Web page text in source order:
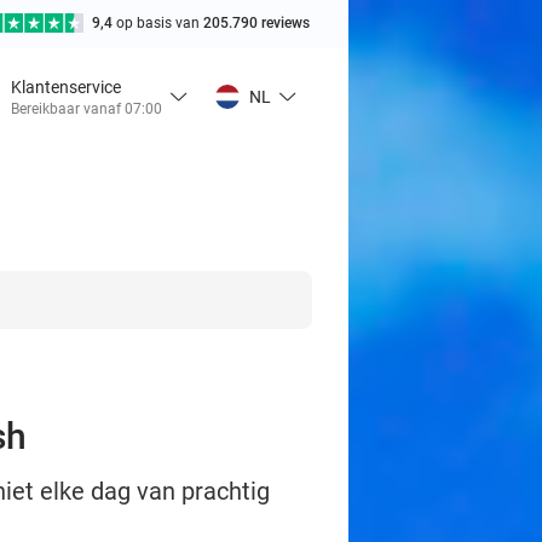
9,4 op basis van 205.790 reviews
Klantenservice
Bereikbaar vanaf 07:00
NL
elke dag van prachtig